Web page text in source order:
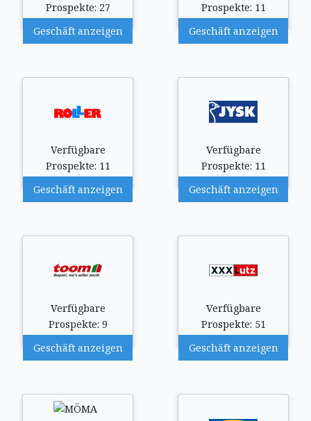
Prospekte: 27
Geschäft anzeigen
Prospekte: 11
Geschäft anzeigen
Verfügbare
Prospekte: 11
Geschäft anzeigen
Verfügbare
Prospekte: 11
Geschäft anzeigen
Verfügbare
Prospekte: 9
Geschäft anzeigen
Verfügbare
Prospekte: 51
Geschäft anzeigen